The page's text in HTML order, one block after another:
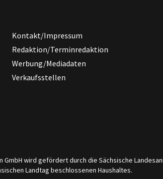
Kontakt/Impressum
Redaktion/Terminredaktion
Werbung/Mediadaten
Verkaufsstellen
GmbH wird gefördert durch die Sächsische
Landtag beschlossenen Haushaltes.